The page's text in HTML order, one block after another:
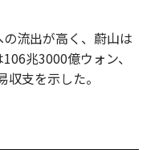
流出が高く、蔚山は
兆3000億ウォン、
支を示した。